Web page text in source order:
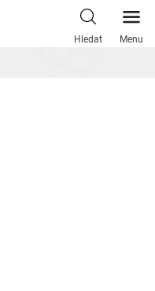
Hledat Menu